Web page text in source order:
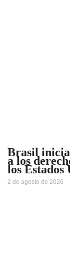
Brasil
a los
los Estados
2 de agosto de 2026